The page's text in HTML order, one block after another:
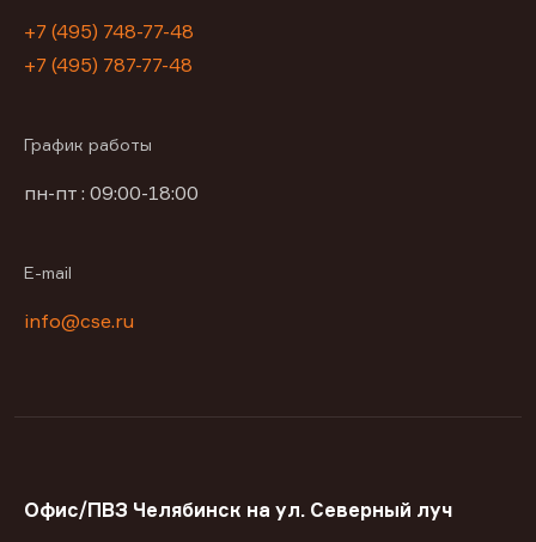
+7 (495) 748-77-48
+7 (495) 787-77-48
График работы
пн-пт : 09:00-18:00
E-mail
info@cse.ru
Офис/ПВЗ Челябинск на ул. Северный луч